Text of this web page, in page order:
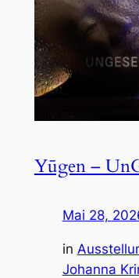
Yūgen –
Mai 28,
in
Johanna